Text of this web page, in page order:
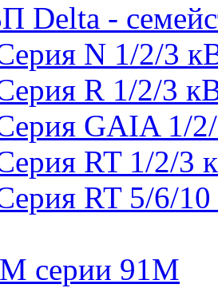
Delta -
N 1/2/3
R 1/2/3
GAIA 1/
RT 1/2/3
RT 5/6/
серии 91M